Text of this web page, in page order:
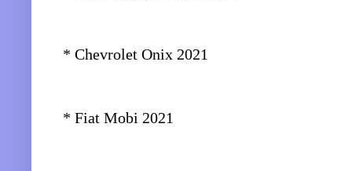
* Chevrolet Onix 2021
* Fiat Mobi 2021